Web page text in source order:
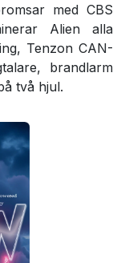
med CBS
Alien alla
Tenzon CAN-
brandlarm
två hjul.